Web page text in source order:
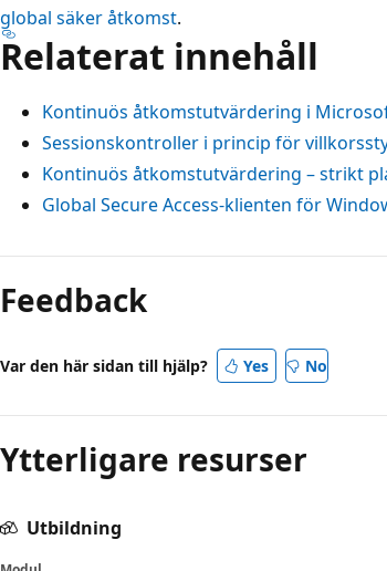
global säker åtkomst.
Relaterat innehåll
Kontinuös åtkomstutvärdering i
Sessionskontroller i princip för
Kontinuös åtkomstutvärdering – strikt
Global Secure Access-klienten för
Feedback
Var den här sidan till hjälp? Yes No
Ytterligare resurser
Utbildning